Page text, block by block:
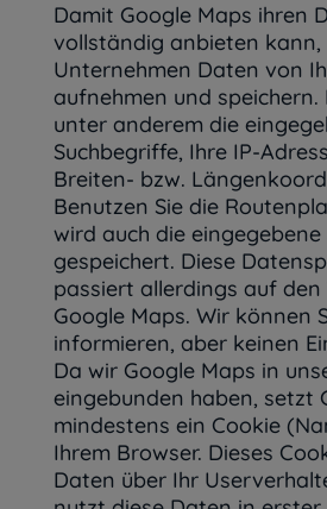
Damit Google Maps ihren
vollständig anbieten kann,
Unternehmen Daten von
aufnehmen und speichern.
unter anderem die
Suchbegriffe, Ihre IP-
Breiten- bzw.
Benutzen Sie die
wird auch die
gespeichert. Diese
passiert allerdings auf den
Google Maps. Wir können
informieren, aber keinen
Da wir Google Maps in
eingebunden haben, setzt
mindestens ein Cookie
Ihrem Browser. Dieses
Daten über Ihr